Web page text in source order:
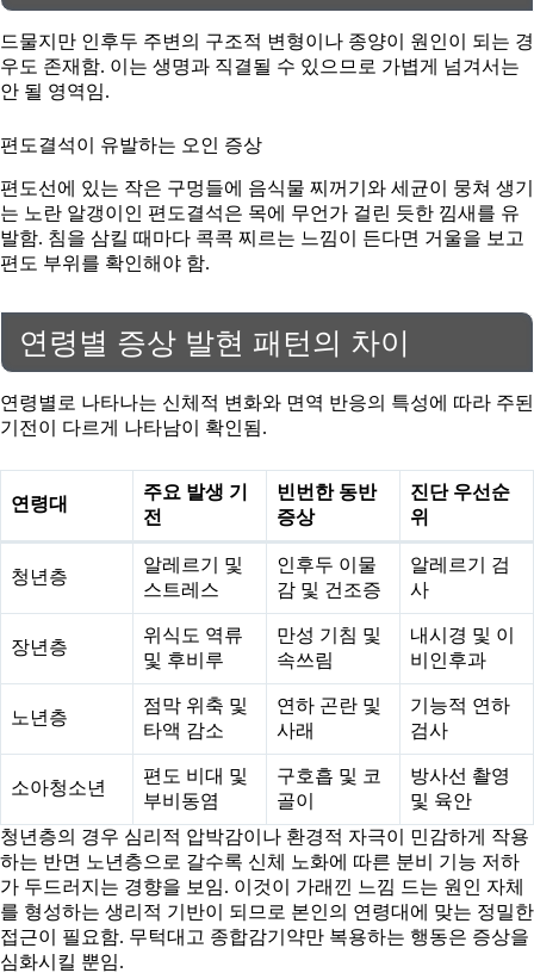
드물지만 인후두 주변의 구조적 변형이나 종양이 원인이 되는 경
우도 존재함. 이는 생명과 직결될 수 있으므로 가볍게 넘겨서는
안 될 영역임.
편도결석이 유발하는 오인 증상
편도선에 있는 작은 구멍들에 음식물 찌꺼기와 세균이 뭉쳐 생기
는 노란 알갱이인 편도결석은 목에 무언가 걸린 듯한 낌새를 유
발함. 침을 삼킬 때마다 콕콕 찌르는 느낌이 든다면 거울을 보고
편도 부위를 확인해야 함.
연령별 증상 발현 패턴의 차이
연령별로 나타나는 신체적 변화와 면역 반응의 특성에 따라 주된
기전이 다르게 나타남이 확인됨.
연령대
주요 발생 기
전
빈번한 동반
증상
진단 우선순
위
청년층
알레르기 및
스트레스
인후두 이물
감 및 건조증
알레르기 검
사
장년층
위식도 역류
및 후비루
만성 기침 및
속쓰림
내시경 및 이
비인후과
노년층
점막 위축 및
타액 감소
연하 곤란 및
사래
기능적 연하
검사
소아청소년
편도 비대 및
부비동염
구호흡 및 코
골이
방사선 촬영
및 육안
청년층의 경우 심리적 압박감이나 환경적 자극이 민감하게 작용
하는 반면 노년층으로 갈수록 신체 노화에 따른 분비 기능 저하
가 두드러지는 경향을 보임. 이것이 가래낀 느낌 드는 원인 자체
를 형성하는 생리적 기반이 되므로 본인의 연령대에 맞는 정밀한
접근이 필요함. 무턱대고 종합감기약만 복용하는 행동은 증상을
심화시킬 뿐임.